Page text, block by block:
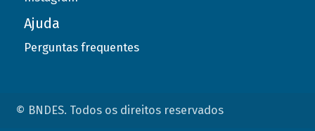
Ajuda
Perguntas frequentes
© BNDES. Todos os direitos reservados